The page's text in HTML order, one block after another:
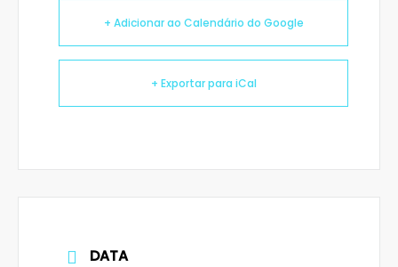
+ Adicionar ao Calendário do Google
+ Exportar para iCal
DATA